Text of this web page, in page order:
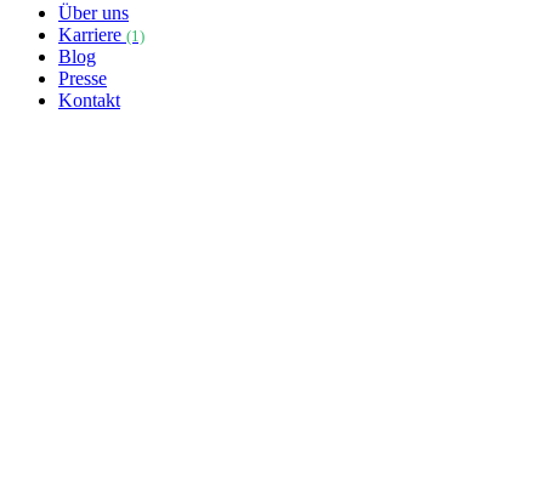
Über uns
Karriere (1)
Blog
Presse
Kontakt